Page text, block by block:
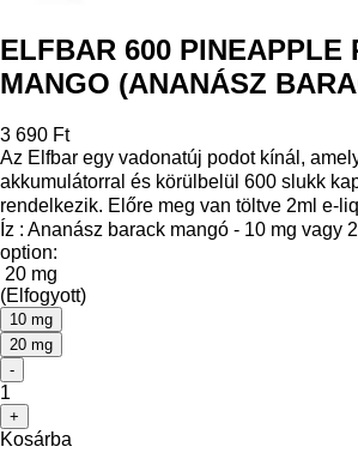
ELFBAR 600 PINEAPPLE
MANGO (ANANÁSZ
3 690 Ft
Az Elfbar egy vadonatúj podot kínál,
akkumulátorral és körülbelül 600 slukk
rendelkezik. Előre meg van töltve 2ml e-
Íz : Ananász barack mangó - 10 mg vagy
option:
20 mg
(Elfogyott)
10 mg
20 mg
-
1
+
Kosárba